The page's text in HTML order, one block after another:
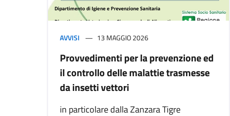
AVVISI 13 MAGGIO 2026
Provvedimenti per la prevenzione ed
il controllo delle malattie trasmesse
da insetti vettori
in particolare dalla Zanzara Tigre